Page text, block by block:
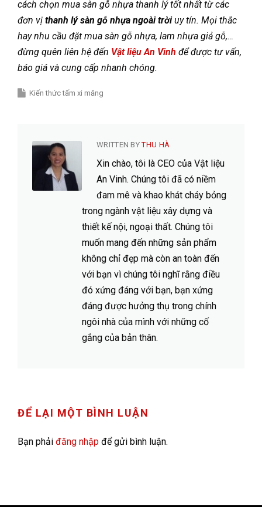
cách chọn mua sàn gỗ nhựa thanh lý tốt nhất từ các
đơn vị thanh lý sàn gỗ nhựa ngoài trờiuy tín. Mọi thắc
hay nhu cầu đặt mua sàn gỗ nhựa, lam nhựa giả gỗ,…
đừng quên liên hệ đến Vật liệu An Vinh để được tư vấn,
báo giá và cung cấp nhanh chóng.
Kiến thức tấm xi măng
WRITTEN BYTHU HÀ
Xin chào, tôi là CEO của Vật liệu
An Vinh. Chúng tôi đã có niềm
đam mê và khao khát cháy bỏng
trong ngành vật liệu xây dựng và
thiết kế nội, ngoại thất. Chúng tôi
muốn mang đến những sản phẩm
không chỉ đẹp mà còn an toàn đến
với bạn vì chúng tôi nghĩ rằng điều
đó xứng đáng với bạn, bạn xứng
đáng được hưởng thụ trong chính
ngôi nhà của mình với những cố
gắng của bản thân.
ĐỂ LẠI MỘT BÌNH LUẬN
Bạn phải đăng nhập để gửi bình luận.